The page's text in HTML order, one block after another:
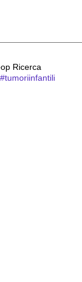
#tumoriinfantili